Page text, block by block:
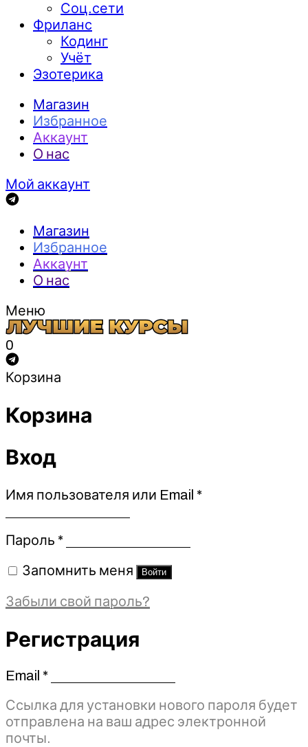
Соц.сети
Фриланс
Кодинг
Учёт
Эзотерика
Магазин
Избранное
Аккаунт
О нас
Мой аккаунт
Магазин
Избранное
Аккаунт
О нас
Меню
0
Корзина
Корзина
Вход
Имя пользователя или Email *Обязательно
Пароль *Обязательно
Запомнить меня Войти
Забыли свой пароль?
Регистрация
Email *Обязательно
Ссылка для установки нового пароля будет
отправлена ​​на ваш адрес электронной
почты.